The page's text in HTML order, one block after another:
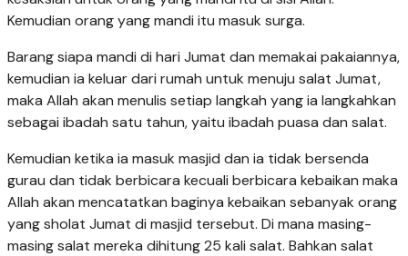
Kemudian orang yang mandi itu masuk surga.
Barang siapa mandi di hari Jumat dan memakai pakaiannya,
kemudian ia keluar dari rumah untuk menuju salat Jumat,
maka Allah akan menulis setiap langkah yang ia langkahkan
sebagai ibadah satu tahun, yaitu ibadah puasa dan salat.
Kemudian ketika ia masuk masjid dan ia tidak bersenda
gurau dan tidak berbicara kecuali berbicara kebaikan maka
Allah akan mencatatkan baginya kebaikan sebanyak orang
yang sholat Jumat di masjid tersebut. Di mana masing-
masing salat mereka dihitung 25 kali salat. Bahkan salat